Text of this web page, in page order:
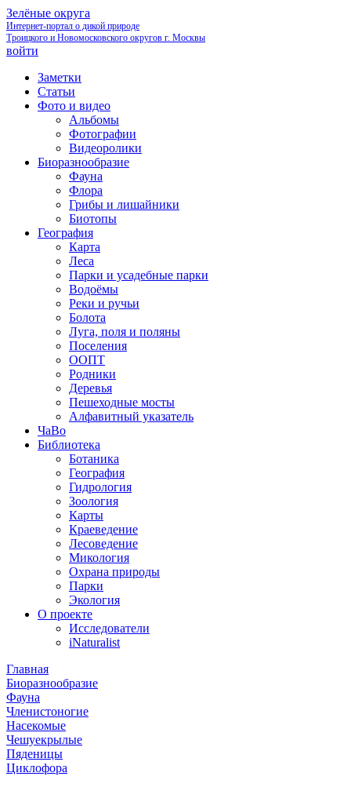
Зелёные округа
Интернет-портал о дикой природе
Троицкого и Новомосковского округов г. Москвы
войти
Заметки
Статьи
Фото и видео
Альбомы
Фотографии
Видеоролики
Биоразнообразие
Фауна
Флора
Грибы и лишайники
Биотопы
География
Карта
Леса
Парки и усадебные парки
Водоёмы
Реки и ручьи
Болота
Луга, поля и поляны
Поселения
ООПТ
Родники
Деревья
Пешеходные мосты
Алфавитный указатель
ЧаВо
Библиотека
Ботаника
География
Гидрология
Зоология
Карты
Краеведение
Лесоведение
Микология
Охрана природы
Парки
Экология
О проекте
Исследователи
iNaturalist
Главная
Биоразнообразие
Фауна
Членистоногие
Насекомые
Чешуекрылые
Пяденицы
Циклофора